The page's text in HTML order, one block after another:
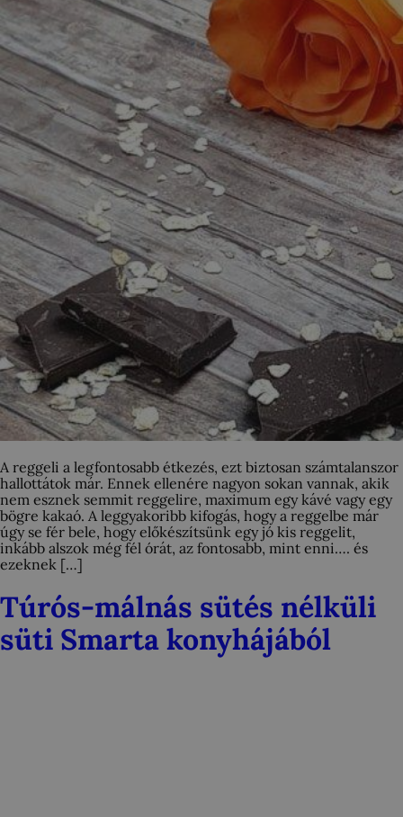
A reggeli a legfontosabb étkezés, ezt biztosan számtalanszor
hallottátok már. Ennek ellenére nagyon sokan vannak, akik
nem esznek semmit reggelire, maximum egy kávé vagy egy
bögre kakaó. A leggyakoribb kifogás, hogy a reggelbe már
úgy se fér bele, hogy előkészítsünk egy jó kis reggelit,
inkább alszok még fél órát, az fontosabb, mint enni…. és
ezeknek […]
Túrós-málnás sütés nélküli
süti Smarta konyhájából